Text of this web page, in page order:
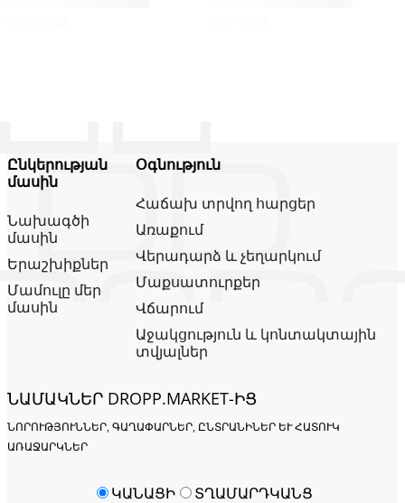
Ընկերության
մասին
Նախագծի
մասին
Երաշխիքներ
Մամուլը մեր
մասին
Օգնություն
Հաճախ տրվող հարցեր
Առաքում
Վերադարձ և չեղարկում
Մաքսատուրքեր
Վճարում
Աջակցություն և կոնտակտային
տվյալներ
ՆԱՄԱԿՆԵՐ DROPP.MARKET-ԻՑ
ՆՈՐՈՒԹՅՈՒՆՆԵՐ, ԳԱՂԱՓԱՐՆԵՐ, ԸՆՏՐԱՆԻՆԵՐ ԵՒ ՀԱՏՈՒԿ Ա
ՌԱՋԱՐԿՆԵՐ
ԿԱՆԱՑԻ ՏՂԱՄԱՐԴԿԱՆՑ